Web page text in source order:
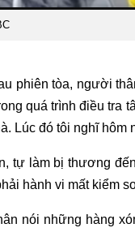
phiên tòa, người
quá trình điều tra
Lúc đó tôi nghĩ hôm
tự làm bị thương
hành vi mất kiểm
nói những hàng